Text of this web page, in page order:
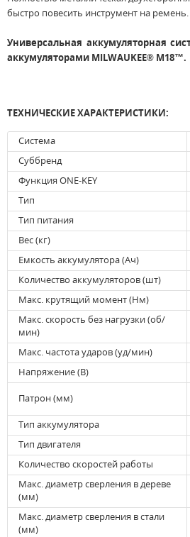
быстро повесить инструмент на ремень.
Универсальная аккумуляторная
аккумуляторами MILWAUKEE® M18™.
ТЕХНИЧЕСКИЕ ХАРАКТЕРИСТИКИ:
Система
Суббренд
Функция ONE-KEY
Тип
Тип питания
Вес (кг)
Емкость аккумулятора (Ач)
Количество аккумуляторов (шт)
Макс. крутящий момент (Нм)
Макс. скорость без нагрузки (об/
мин)
Макс. частота ударов (уд/мин)
Напряжение (В)
Патрон (мм)
Тип аккумулятора
Тип двигателя
Количество скоростей работы
Макс. диаметр сверления в дереве
(мм)
Макс. диаметр сверления в стали
(мм)